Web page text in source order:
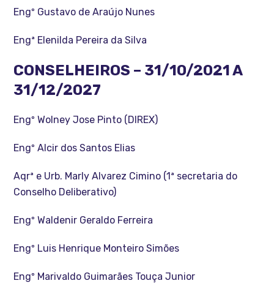
Engº Gustavo de Araújo Nunes
Engª Elenilda Pereira da Silva
CONSELHEIROS – 31/10/2021 A
31/12/2027
Engº Wolney Jose Pinto (DIREX)
Engº Alcir dos Santos Elias
Aqrª e Urb. Marly Alvarez Cimino (1ª secretaria do
Conselho Deliberativo)
Engº Waldenir Geraldo Ferreira
Engº Luis Henrique Monteiro Simões
Engº Marivaldo Guimarães Touça Junior